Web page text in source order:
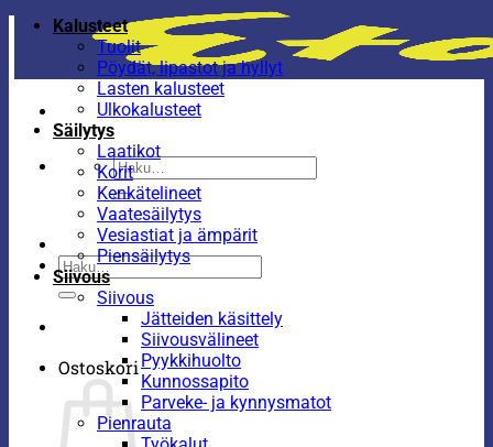
Etsi:
Etsi:
Ostoskori
Kalusteet
Tuolit
Pöydät, lipastot ja hyllyt
Lasten kalusteet
Ulkokalusteet
Säilytys
Laatikot
Korit
Kenkätelineet
Vaatesäilytys
Vesiastiat ja ämpärit
Piensäilytys
Siivous
Siivous
Jätteiden käsittely
Siivousvälineet
Pyykkihuolto
Kunnossapito
Parveke- ja kynnysmatot
Pienrauta